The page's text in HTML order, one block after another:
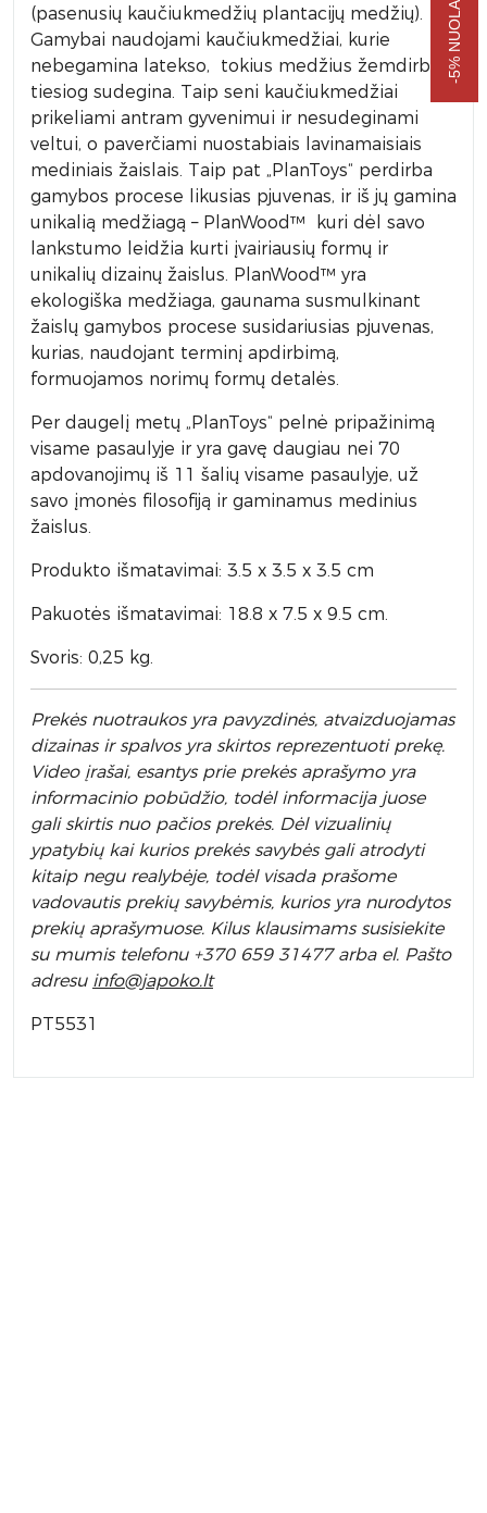
(pasenusių kaučiukmedžių plantacijų medžių).
Gamybai naudojami kaučiukmedžiai, kurie
nebegamina latekso, tokius medžius žemdirbiai
tiesiog sudegina. Taip seni kaučiukmedžiai
prikeliami antram gyvenimui ir nesudeginami
veltui, o paverčiami nuostabiais lavinamaisiais
mediniais žaislais. Taip pat „PlanToys“ perdirba
gamybos procese likusias pjuvenas, ir iš jų gamina
unikalią medžiagą – PlanWood™ kuri dėl savo
lankstumo leidžia kurti įvairiausių formų ir
unikalių dizainų žaislus. PlanWood™ yra
ekologiška medžiaga, gaunama susmulkinant
žaislų gamybos procese susidariusias pjuvenas,
kurias, naudojant terminį apdirbimą,
formuojamos norimų formų detalės.
Per daugelį metų „PlanToys“ pelnė pripažinimą
visame pasaulyje ir yra gavę daugiau nei 70
apdovanojimų iš 11 šalių visame pasaulyje, už
savo įmonės filosofiją ir gaminamus medinius
žaislus.
Produkto išmatavimai: 3.5 x 3.5 x 3.5 cm
Pakuotės išmatavimai: 18.8 x 7.5 x 9.5 cm.
Svoris: 0,25 kg.
Prekės nuotraukos yra pavyzdinės, atvaizduojamas
dizainas ir spalvos yra skirtos reprezentuoti prekę.
Video įrašai, esantys prie prekės aprašymo yra
informacinio pobūdžio, todėl informacija juose
gali skirtis nuo pačios prekės. Dėl vizualinių
ypatybių kai kurios prekės savybės gali atrodyti
kitaip negu realybėje, todėl visada prašome
vadovautis prekių savybėmis, kurios yra nurodytos
prekių aprašymuose. Kilus klausimams susisiekite
su mumis telefonu +370 659 31477 arba el. Pašto
adresu info@japoko.lt
PT5531